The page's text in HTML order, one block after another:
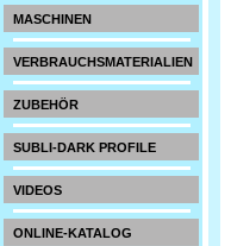
MASCHINEN
VERBRAUCHSMATERIALIEN
ZUBEHÖR
SUBLI-DARK PROFILE
VIDEOS
ONLINE-KATALOG